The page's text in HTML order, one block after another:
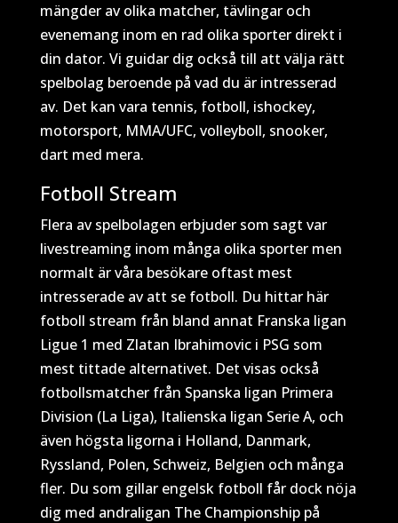
mängder av olika matcher, tävlingar och
evenemang inom en rad olika sporter direkt i
din dator. Vi guidar dig också till att välja rätt
spelbolag beroende på vad du är intresserad
av. Det kan vara tennis, fotboll, ishockey,
motorsport, MMA/UFC, volleyboll, snooker,
dart med mera.
Fotboll Stream
Flera av spelbolagen erbjuder som sagt var
livestreaming inom många olika sporter men
normalt är våra besökare oftast mest
intresserade av att se fotboll. Du hittar här
fotboll stream från bland annat Franska ligan
Ligue 1 med Zlatan Ibrahimovic i PSG som
mest tittade alternativet. Det visas också
fotbollsmatcher från Spanska ligan Primera
Division (La Liga), Italienska ligan Serie A, och
även högsta ligorna i Holland, Danmark,
Ryssland, Polen, Schweiz, Belgien och många
fler. Du som gillar engelsk fotboll får dock nöja
dig med andraligan The Championship på